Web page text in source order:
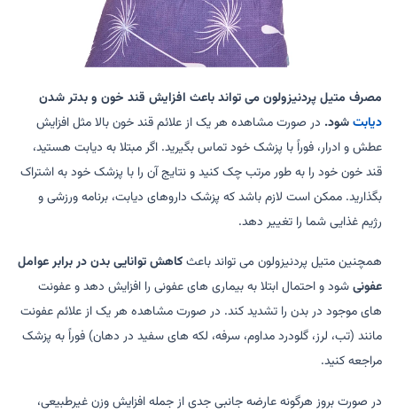
مصرف متیل پردنیزولون می تواند باعث افزایش قند خون و بدتر شدن
دیابتشود. در صورت مشاهده هر یک از علائم قند خون بالا مثل افزایش
عطش و ادرار، فوراً با پزشک خود تماس بگیرید. اگر مبتلا به دیابت هستید،
قند خون خود را به طور مرتب چک کنید و نتایج آن را با پزشک خود به اشتراک
بگذارید. ممکن است لازم باشد که پزشک داروهای دیابت، برنامه ورزشی و
رژیم غذایی شما را تغییر دهد.
همچنین متیل پردنیزولون می تواند باعثکاهش توانایی بدن در برابر عوامل
عفونیشود و احتمال ابتلا به بیماری های عفونی را افزایش دهد و عفونت
های موجود در بدن را تشدید کند. در صورت مشاهده هر یک از علائم عفونت
مانند (تب، لرز، گلودرد مداوم، سرفه، لکه های سفید در دهان) فوراً به پزشک
مراجعه کنید.
در صورت بروز هرگونه عارضه جانبی جدی از جمله افزایش وزن غیرطبیعی،